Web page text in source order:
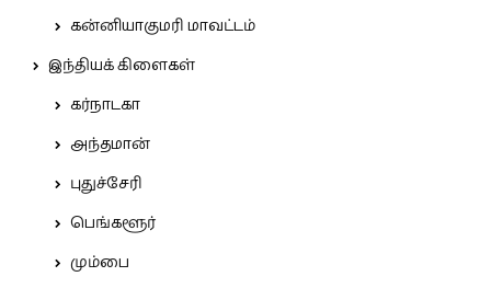
கன்னியாகுமரி மாவட்டம்
இந்தியக் கிளைகள்
கர்நாடகா
அந்தமான்
புதுச்சேரி
பெங்களூர்
மும்பை